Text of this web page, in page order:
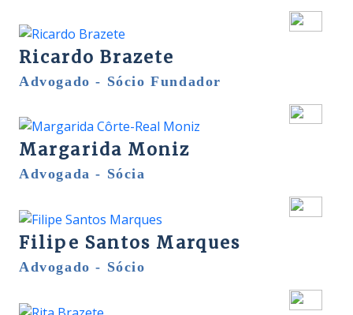
Ricardo Brazete
Advogado - Sócio Fundador
Margarida Moniz
Advogada - Sócia
Filipe Santos Marques
Advogado - Sócio